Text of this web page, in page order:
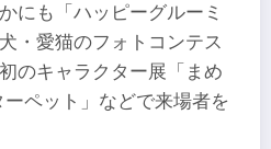
にも「ハッピーグルーミ
・愛猫のフォトコンテス
のキャラクター展「まめ
ペット」などで来場者を